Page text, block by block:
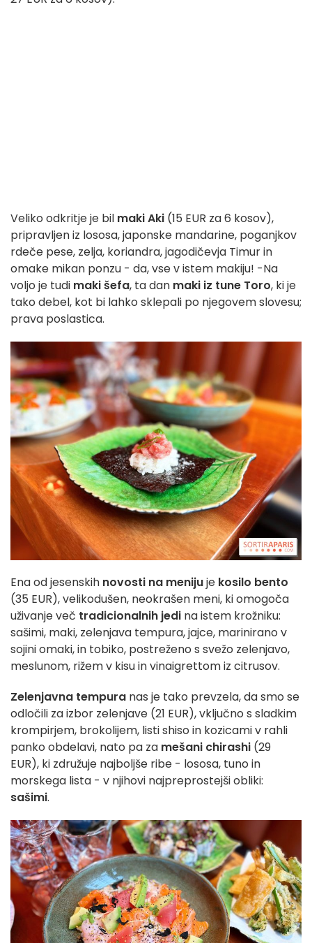
Veliko odkritje je bil maki Aki (15 EUR za 6 kosov),
pripravljen iz lososa, japonske mandarine, poganjkov
rdeče pese, zelja, koriandra, jagodičevja Timur in
omake mikan ponzu - da, vse v istem makiju! -Na
voljo je tudi maki šefa, ta dan maki iz tune Toro, ki je
tako debel, kot bi lahko sklepali po njegovem slovesu;
prava poslastica.
Ena od jesenskih novosti na menijuje kosilo bento
(35 EUR), velikodušen, neokrašen meni, ki omogoča
uživanje več tradicionalnih jedi na istem krožniku:
sašimi, maki, zelenjava tempura, jajce, marinirano v
sojini omaki, in tobiko, postreženo s svežo zelenjavo,
meslunom, rižem v kisu in vinaigrettom iz citrusov.
Zelenjavna tempura nas je tako prevzela, da smo se
odločili za izbor zelenjave (21 EUR), vključno s sladkim
krompirjem, brokolijem, listi shiso in kozicami v rahli
panko obdelavi, nato pa za mešani chirashi (29
EUR), ki združuje najboljše ribe - lososa, tuno in
morskega lista - v njihovi najpreprostejši obliki:
sašimi.